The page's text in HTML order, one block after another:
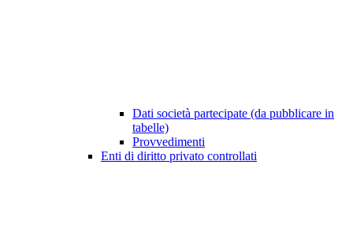
Dati società partecipate (da pubblicare in
tabelle)
Provvedimenti
Enti di diritto privato controllati